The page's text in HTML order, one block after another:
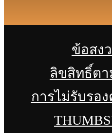
ข้อสง
ลิขสิทธิ์ต
การไม่รับรอ